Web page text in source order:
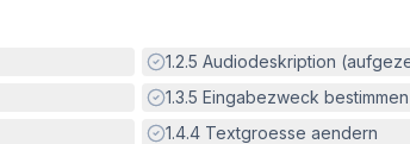
Erfüllt:
1.2.5 Audiodeskription
Erfüllt:
1.3.5 Eingabezweck bestimmen
Erfüllt:
1.4.4 Textgroesse aendern